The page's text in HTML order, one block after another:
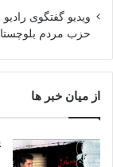
ویدیو گفتگوی
حزب مردم
از میان خبر ها